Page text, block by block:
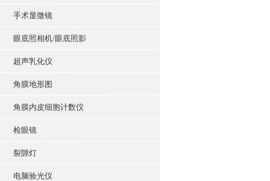
手术显微镜
眼底照相机/眼底照影
超声乳化仪
角膜地形图
角膜内皮细胞计数仪
检眼镜
裂隙灯
电脑验光仪